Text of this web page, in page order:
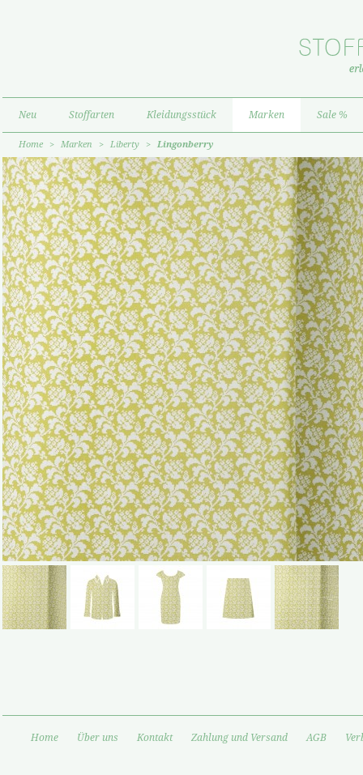
Neu Stoffarten Kleidungsstück Marken Sale %
Home > Marken > Liberty > Lingonberry
Home Über uns Kontakt Zahlung und Versand AGB